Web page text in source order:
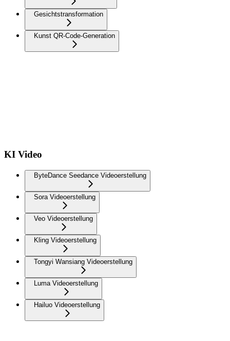
Gesichtstransformation
Kunst QR-Code-Generation
KI Video
ByteDance Seedance Videoerstellung
Sora Videoerstellung
Veo Videoerstellung
Kling Videoerstellung
Tongyi Wansiang Videoerstellung
Luma Videoerstellung
Hailuo Videoerstellung